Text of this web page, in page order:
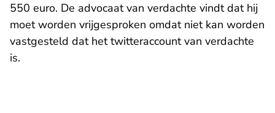
550 euro. De advocaat van verdachte vindt dat hij
moet worden vrijgesproken omdat niet kan worden
vastgesteld dat het twitteraccount van verdachte
is.